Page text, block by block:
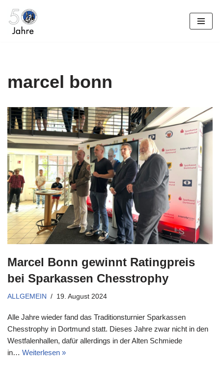
Zum
marcel bonn
Marcel Bonn gewinnt Ratingpreis
bei Sparkassen Chesstrophy
ALLGEMEIN 19. August 2024
Alle Jahre wieder fand das Traditionsturnier Sparkassen
Chesstrophy in Dortmund statt. Dieses Jahre zwar nicht in den
Westfalenhallen, dafür allerdings in der Alten Schmiede
in… Weiterlesen »